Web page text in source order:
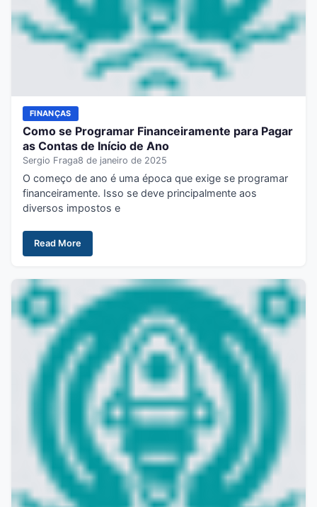
FINANÇAS
Como se Programar Financeiramente para Pagar
as Contas de Início de Ano
Sergio Fraga8 de janeiro de 2025
O começo de ano é uma época que exige se programar
financeiramente. Isso se deve principalmente aos
diversos impostos e
Read More